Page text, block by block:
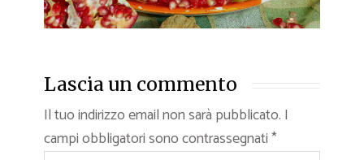
Lascia un commento
Il tuo indirizzo email non sarà pubblicato. I
campi obbligatori sono contrassegnati*